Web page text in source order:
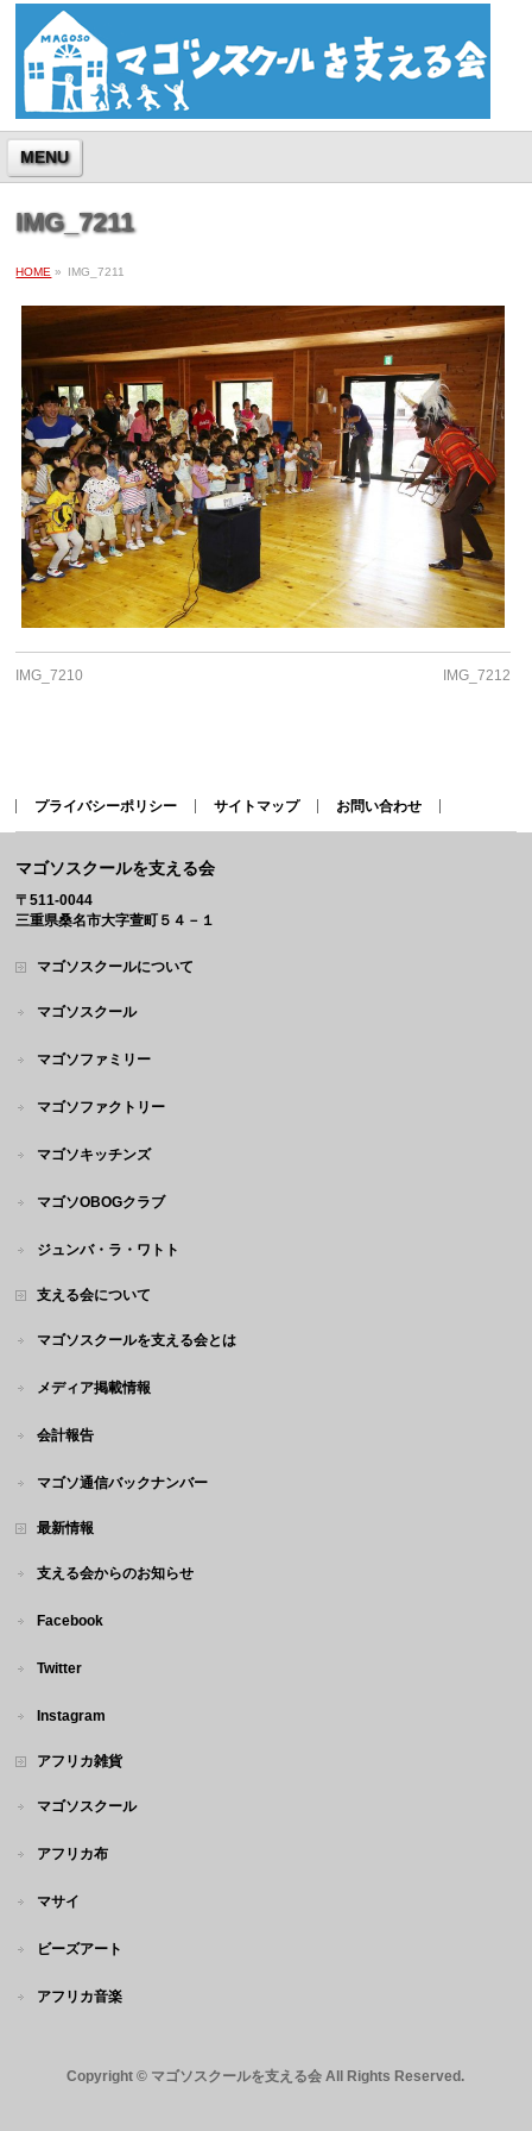
MENU
IMG_7211
HOME » IMG_7211
IMG_7210 IMG_7212
プライバシーポリシー サイトマップ お問い合わせ
マゴソスクールを支える会
〒511-0044
三重県桑名市大字萱町５４－１
マゴソスクールについて
マゴソスクール
マゴソファミリー
マゴソファクトリー
マゴソキッチンズ
マゴソOBOGクラブ
ジュンバ・ラ・ワトト
支える会について
マゴソスクールを支える会とは
メディア掲載情報
会計報告
マゴソ通信バックナンバー
最新情報
支える会からのお知らせ
Facebook
Twitter
Instagram
アフリカ雑貨
マゴソスクール
アフリカ布
マサイ
ビーズアート
アフリカ音楽
Copyright © マゴソスクールを支える会 All Rights Reserved.